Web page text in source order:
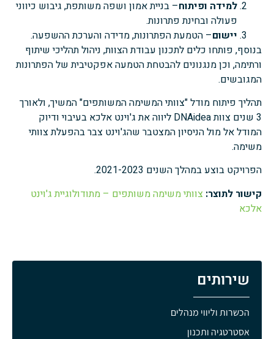
למידה ופיתוח– בניית אמון ושפה משותפת, גיבוש כיווני
פעולה ובחינת פתרונות.
יישום– הטמעת הפתרונות, מדידה והערכת ההשפעה.
בנוסף, פותחו כלים לתכנון עבודת הצוות, ניהול תהליכי שיתוף
ורתימה, וכן מנגנונים להבטחת הטמעה אפקטיבית של הפתרונות
המגובשים.
תהליך פיתוח מודל "צוותי המשימה המשותפים" המשיך, ולאורך
3 שנים צוות DNAidea ליווה את ג'וינט אלכא בעיבוי ודיוק
המודל אל מול הניסיון המצטבר שהג'וינט צבר בהפעלת צוותי
משימה.
הפרויקט בוצע במהלך השנים 2021-2023.
קישור לתוצר: צוותי משימה משותפים – מתודולוגיית ג'וינט
אלכא
שירותים
הכשרות וליווי מנהלים
אסטרטגיה ותכנון